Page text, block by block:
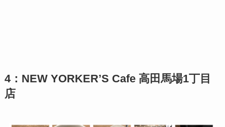
4：NEW YORKER’S Cafe 高田馬場1丁目
店